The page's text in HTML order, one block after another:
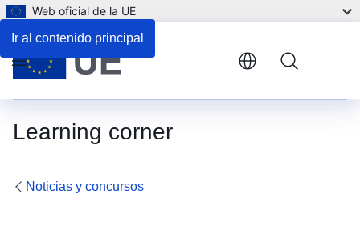
Ir al contenido principal
Web oficial de la UE
Learning corner
Menu
Noticias y concursos